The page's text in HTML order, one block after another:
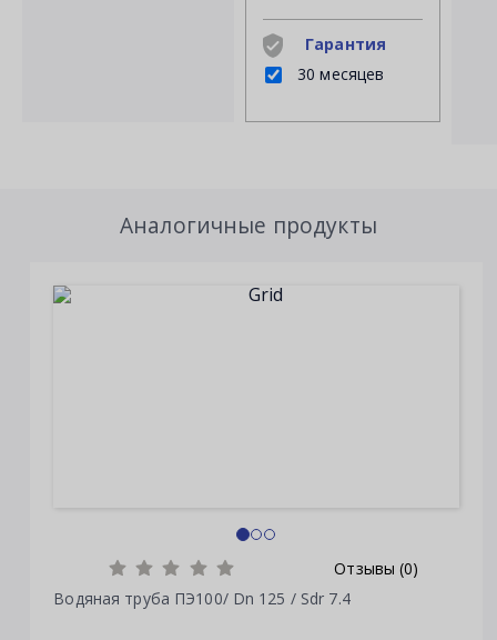
Гарантия
30 месяцев
Аналогичные продукты
Отзывы (0)
Водяная труба ПЭ100/ Dn 125 / Sdr 7.4